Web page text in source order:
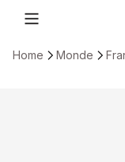
Home Monde